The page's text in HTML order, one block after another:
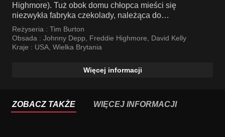
Highmore). Tuż obok domu chłopca mieści się
niezwykła fabryka czekolady, należąca do
ekscentrycznego Willy’ego Wonki (Johnny Depp),
Reżyseria : Tim Burton
Obsada : Johnny Depp Freddie Highmore
David Kelly
Kraje : USA Wielka Brytania
Więcej informacji
ZOBACZ TAKŻE WIĘCEJ INFORMACJI